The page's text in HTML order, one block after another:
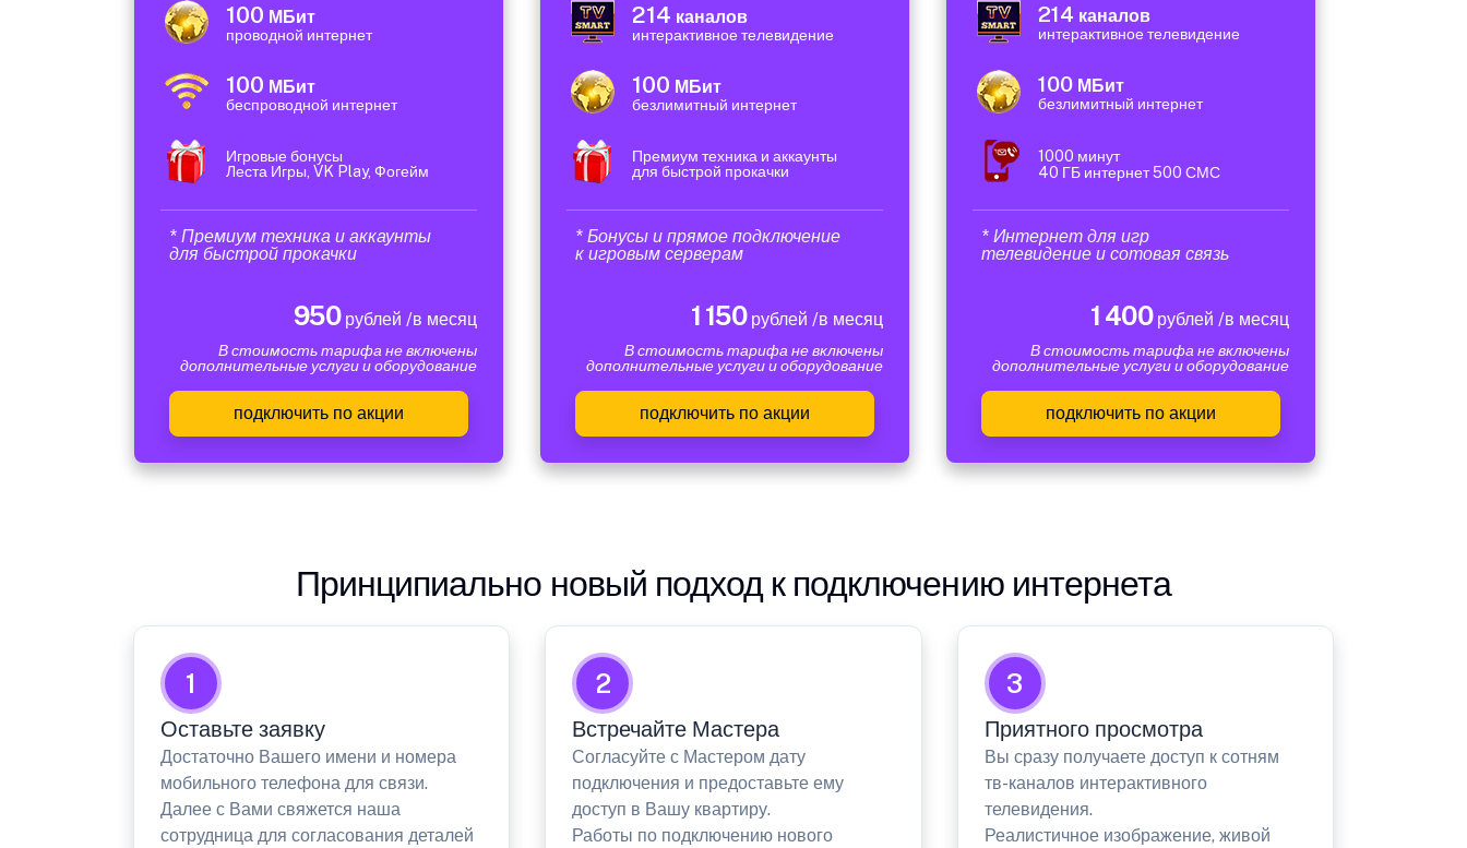
100 МБит
проводной интернет
100 МБит
беспроводной интернет
Игровые бонусы
Леста Игры, VK Play, Фогейм
* Премиум техника и аккаунты
для быстрой прокачки
950рублей /в месяц
В стоимость тарифа не включены
дополнительные услуги и оборудование
подключить по акции
214 каналов
интерактивное телевидение
100 МБит
безлимитный интернет
Премиум техника и аккаунты
для быстрой прокачки
* Бонусы и прямое подключение
к игровым серверам
1 150рублей /в месяц
В стоимость тарифа не включены
дополнительные услуги и оборудование
подключить по акции
214 каналов
интерактивное телевидение
100 МБит
безлимитный интернет
1000 минут
40 ГБ интернет 500 СМС
* Интернет для игр
телевидение и сотовая связь
1 400рублей /в месяц
В стоимость тарифа не включены
дополнительные услуги и оборудование
подключить по акции
Принципиально новый подход к подключению интернета
1
Оставьте заявку
Достаточно Вашего имени и номера
мобильного телефона для связи.
Далее с Вами свяжется наша
сотрудница для согласования деталей
2
Встречайте Мастера
Согласуйте с Мастером дату
подключения и предоставьте ему
доступ в Вашу квартиру.
Работы по подключению нового
3
Приятного просмотра
Вы сразу получаете доступ к сотням
тв-каналов интерактивного
телевидения.
Реалистичное изображение, живой